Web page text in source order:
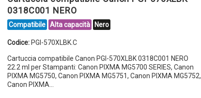
0318C001 NERO
Compatibile Alta capacità Nero
Codice:PGI-570XLBK.C
Cartuccia compatibile Canon PGI-570XLBK 0318C001 NERO
22.2 ml per Stampanti: Canon PIXMA MG5700 SERIES, Canon
PIXMA MG5750, Canon PIXMA MG5751, Canon PIXMA MG5752,
Canon PIXMA…